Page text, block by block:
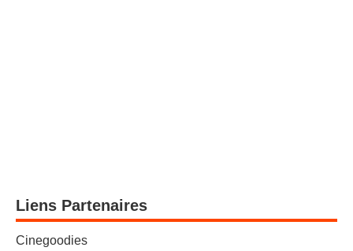
Liens Partenaires
Cinegoodies